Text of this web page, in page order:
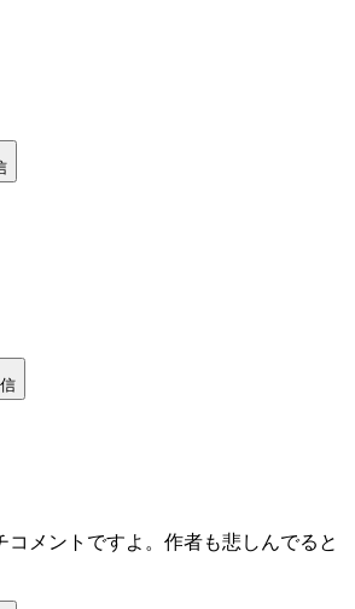
コメントですよ。作者も悲しんでると